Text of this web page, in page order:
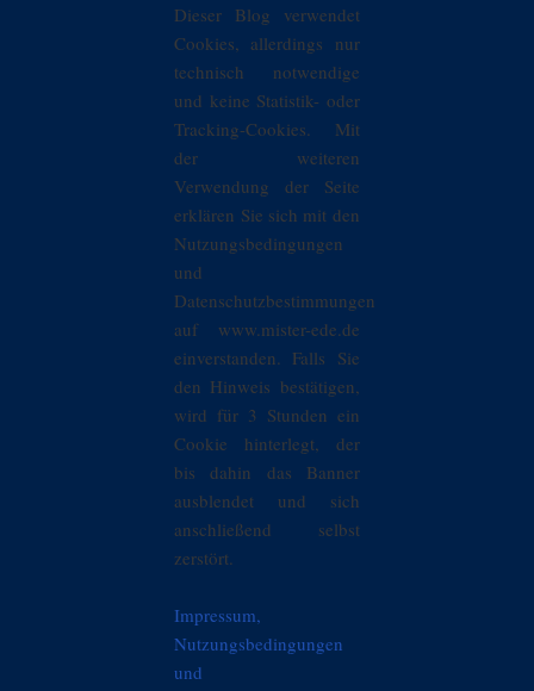
Dieser Blog verwendet
Cookies, allerdings nur
technisch notwendige
und keine Statistik- oder
Tracking-Cookies. Mit
der weiteren
Verwendung der Seite
erklären Sie sich mit den
Nutzungsbedingungen
und
Datenschutzbestimmungen
auf www.mister-ede.de
einverstanden. Falls Sie
den Hinweis bestätigen,
wird für 3 Stunden ein
Cookie hinterlegt, der
bis dahin das Banner
ausblendet und sich
anschließend selbst
zerstört.
Impressum,
Nutzungsbedingungen
und